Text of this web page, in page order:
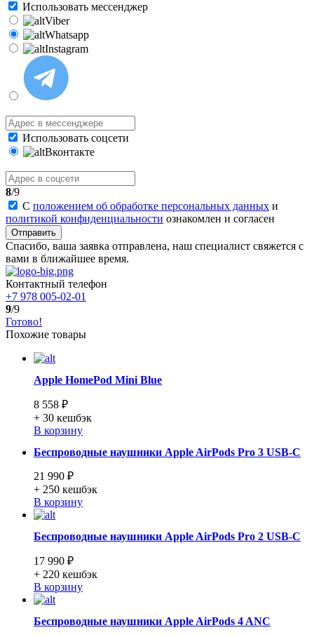
Использовать мессенджер
Viber
Whatsapp
Instagram
Использовать соцсети
Вконтакте
8/9
С положением об обработке персональных данных и
политикой конфиденциальности ознакомлен и согласен
Отправить
Спасибо, ваша заявка отправлена, наш специалист свяжется с
вами в ближайшее время.
Контактный телефон
+7 978 005-02-01
9/9
Готово!
Похожие товары
Apple HomePod Mini Blue
8 558 ₽
+ 30 кешбэк
В корзину
Беспроводные наушники Apple AirPods Pro 3 USB-C
21 990 ₽
+ 250 кешбэк
В корзину
Беспроводные наушники Apple AirPods Pro 2 USB-C
17 990 ₽
+ 220 кешбэк
В корзину
Беспроводные наушники Apple AirPods 4 ANC